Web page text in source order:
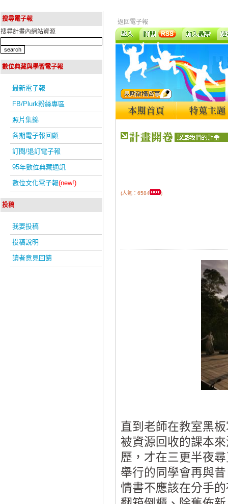
搜尋電子報
搜尋計畫內網站資源
數位典藏與學習電子報
最新電子報
FB/Plurk粉絲專區
照片集錦
各期電子報回顧
訂閱/退訂電子報
95年數位典藏通訊
數位文化電子報(new!)
投稿
我要投稿
投稿說明
讀者意見回饋
返回電子報
(人氣：6584 )
直到老師在教室黑
被資源回收的課本
歷，才在三更半夜
舉行的同學會再與
情書不應該在分手